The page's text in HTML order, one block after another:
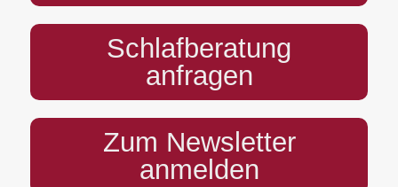
Schlafberatung
anfragen
Zum Newsletter
anmelden